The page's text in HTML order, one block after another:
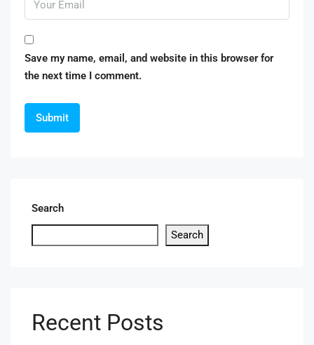
Save my name, email, and website in this browser for
the next time I comment.
Search
Search
Recent Posts